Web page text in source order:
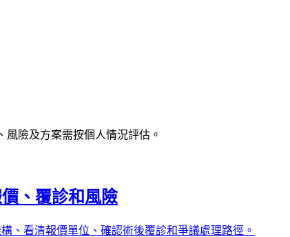
險及方案需按個人情況評估。
、覆診和風險
、看清報價單位、確認術後覆診和爭議處理路徑。